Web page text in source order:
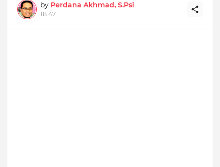
by Perdana Akhmad, S.Psi
18.47